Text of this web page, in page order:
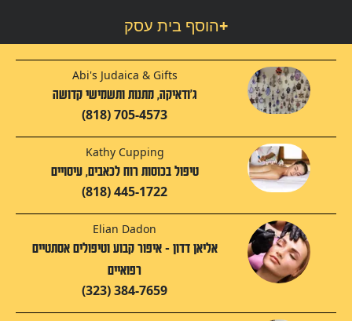
הוסף בית עסק+
Abi's Judaica & Gifts
ג'ודאיקה, מתנות ותשמישי קדושה
(818) 705-4573
Kathy Cupping
טיפול בכוסות רוח לכאבים, עיסויים
(818) 445-1722
Elian Dadon
אליאן דדון - איפור קבוע וטיפולים אסתטיים
רפואיים
(323) 384-7659